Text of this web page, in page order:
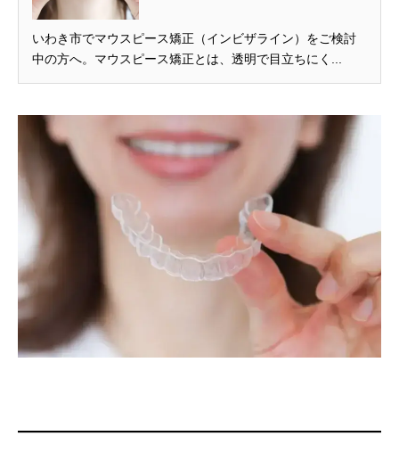
いわき市でマウスピース矯正（インビザライン）をご検討
中の方へ。マウスピース矯正とは、透明で目立ちにく...